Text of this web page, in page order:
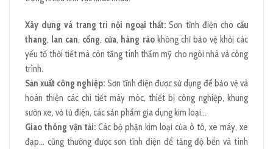
Xây dựng và trang trí nội ngoại thất: Sơn tĩnh điện cho cầu
thang, lan can, cổng, cửa, hàng ràokhông chỉ bảo vệ khỏi các
yếu tố thời tiết mà còn tăng tính thẩm mỹ cho ngôi nhà và công
trình.
Sản xuất công nghiệp: Sơn tĩnh điện được sử dụng để bảo vệ và
hoàn thiện các chi tiết máy móc, thiết bị công nghiệp, khung
sườn xe, vỏ tủ điện, các sản phẩm gia dụng kim loại…
Giao thông vận tải: Các bộ phận kim loại của ô tô, xe máy, xe
đạp… cũng thường được sơn tĩnh điện để tăng độ bền và tính